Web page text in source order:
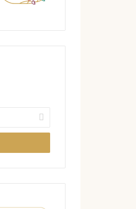
خ
ب
د